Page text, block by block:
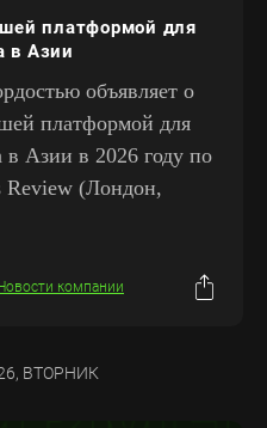
платформой для
в Азии
объявляет о
платформой для
в Азии в 2026 году по
Review (Лондон,
компании
ВТОРНИК